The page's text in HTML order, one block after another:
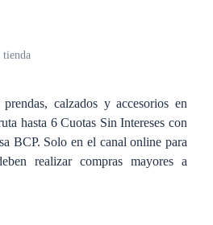
tienda
prendas, calzados y accesorios en
hasta 6 Cuotas Sin Intereses con
BCP. Solo en el canal online para
realizar compras mayores a